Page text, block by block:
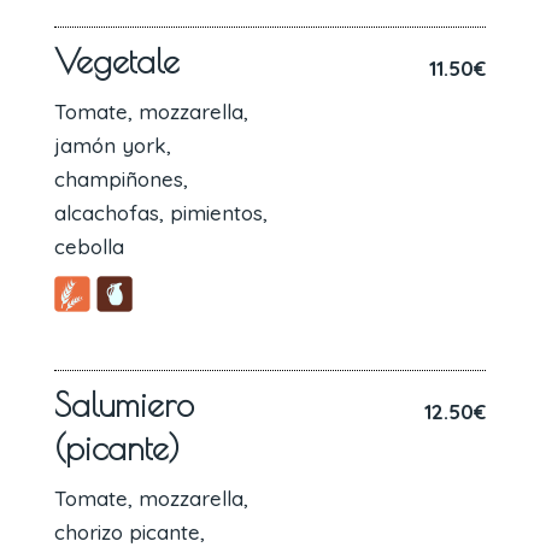
Vegetale
Tomate, mozzarella,
jamón york,
champiñones,
alcachofas, pimientos,
cebolla
11.50€
Salumiero
(picante)
Tomate, mozzarella,
chorizo picante,
12.50€